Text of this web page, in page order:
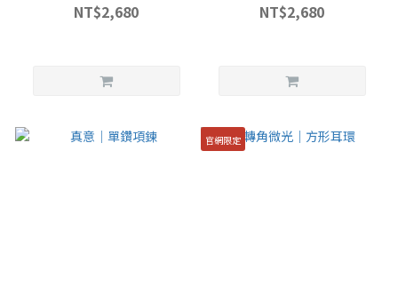
NT$2,680 NT$2,680
官網限定